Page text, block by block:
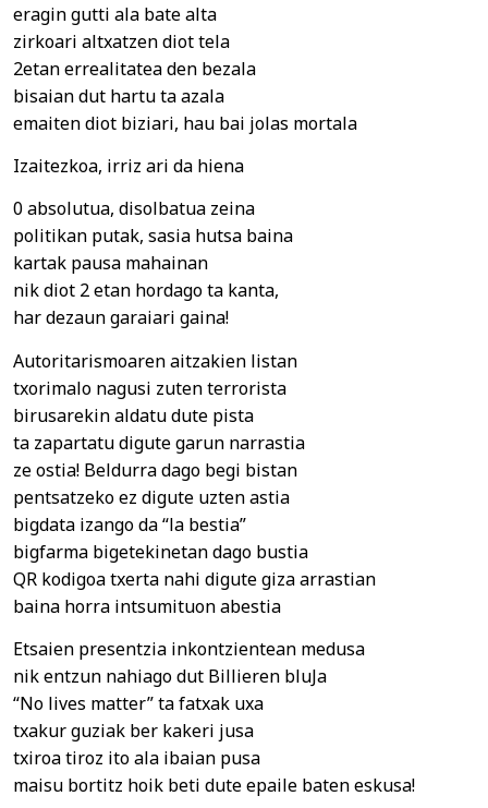
eragin gutti ala bate alta
zirkoari altxatzen diot tela
2etan errealitatea den bezala
bisaian dut hartu ta azala
emaiten diot biziari, hau bai jolas mortala
Izaitezkoa, irriz ari da hiena
0 absolutua, disolbatua zeina
politikan putak, sasia hutsa baina
kartak pausa mahainan
nik diot 2 etan hordago ta kanta,
har dezaun garaiari gaina!
Autoritarismoaren aitzakien listan
txorimalo nagusi zuten terrorista
birusarekin aldatu dute pista
ta zapartatu digute garun narrastia
ze ostia! Beldurra dago begi bistan
pentsatzeko ez digute uzten astia
bigdata izango da “la bestia”
bigfarma bigetekinetan dago bustia
QR kodigoa txerta nahi digute giza arrastian
baina horra intsumituon abestia
Etsaien presentzia inkontzientean medusa
nik entzun nahiago dut Billieren bluJa
“No lives matter” ta fatxak uxa
txakur guziak ber kakeri jusa
txiroa tiroz ito ala ibaian pusa
maisu bortitz hoik beti dute epaile baten eskusa!